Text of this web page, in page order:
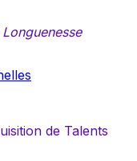
de Talents